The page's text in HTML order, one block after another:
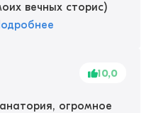
вечных сторис)
10,0
огромное